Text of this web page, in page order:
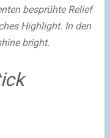
besprühte Relief
Highlight. In den
bright.